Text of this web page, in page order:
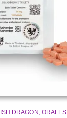
DRAGON ORALES